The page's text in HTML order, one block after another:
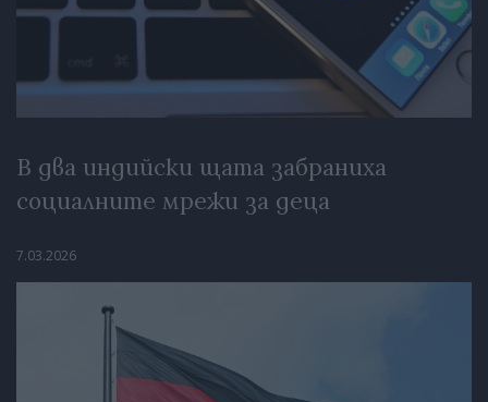
В два индийски щата забраниха
социалните мрежи за деца
7.03.2026